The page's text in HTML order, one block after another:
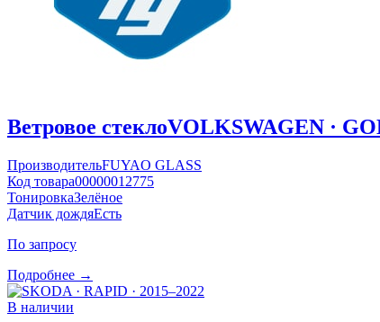
Ветровое стеклоVOLKSWAGEN ·
ПроизводительFUYAO GLASS
Код товара00000012775
ТонировкаЗелёное
Датчик дождяЕсть
По запросу
Подробнее →
В наличии